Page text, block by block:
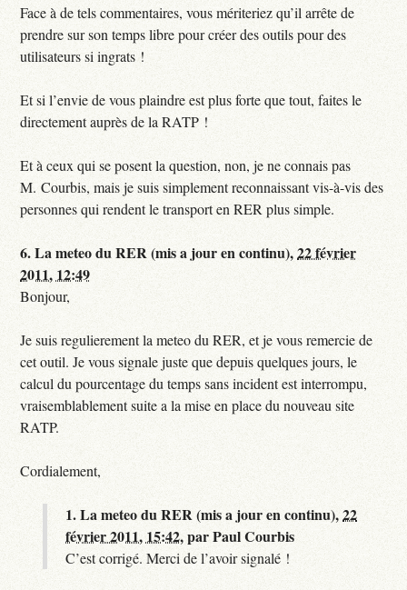
Face à de tels commentaires, vous mériteriez qu’il arrête de
prendre sur son temps libre pour créer des outils pour des
utilisateurs si ingrats !
Et si l’envie de vous plaindre est plus forte que tout, faites le
directement auprès de la RATP !
Et à ceux qui se posent la question, non, je ne connais pas
M. Courbis, mais je suis simplement reconnaissant vis-à-vis des
personnes qui rendent le transport en RER plus simple.
6.La meteo du RER (mis a jour en continu),22 février
2011, 12:49
Bonjour,
Je suis regulierement la meteo du RER, et je vous remercie de
cet outil. Je vous signale juste que depuis quelques jours, le
calcul du pourcentage du temps sans incident est interrompu,
vraisemblablement suite a la mise en place du nouveau site
RATP.
Cordialement,
1.La meteo du RER (mis a jour en continu),22
février 2011, 15:42,parPaul Courbis
C’est corrigé. Merci de l’avoir signalé !